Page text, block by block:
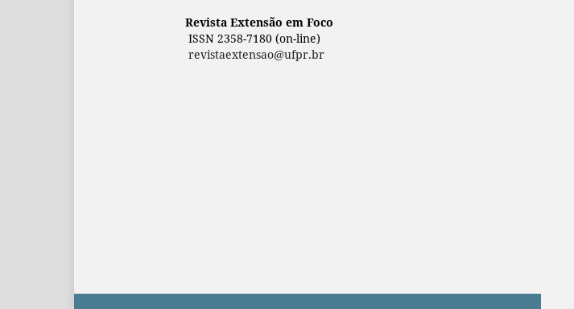
Revista Extensão em Foco
ISSN 2358-7180 (on-line)
revistaextensao@ufpr.br